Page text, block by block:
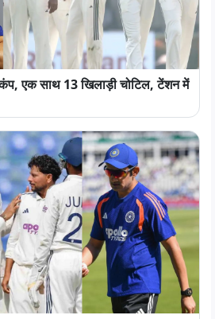
एक साथ 13 खिलाड़ी चोटिल, टेंशन में